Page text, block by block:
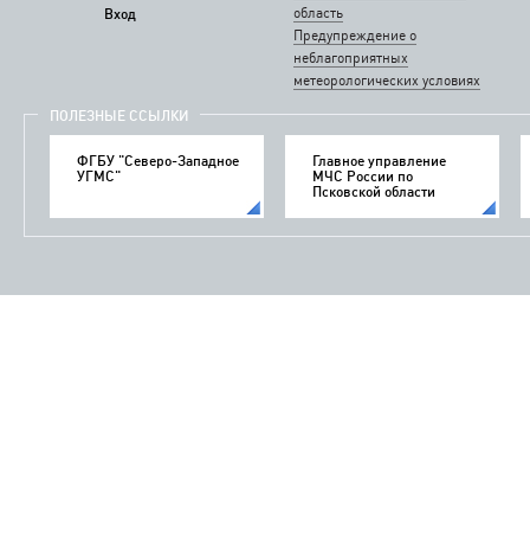
Вход
область
Предупреждение о
неблагоприятных
метеорологических условиях
ПОЛЕЗНЫЕ ССЫЛКИ
ФГБУ "Северо-Западное
УГМС"
Главное управление
МЧС России по
Псковской области